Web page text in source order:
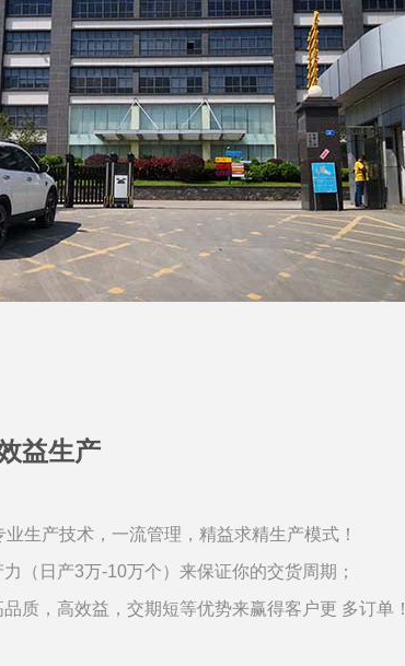
益生产
生产技术，一流管理，精益求精生产模式！
（日产3万-10万个）来保证你的交货周期；
质，高效益，交期短等优势来赢得客户更 多订单！